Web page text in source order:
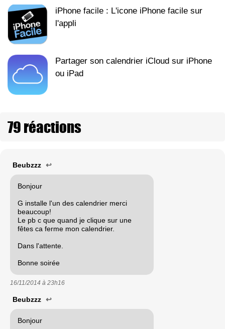
iPhone facile : L'icone iPhone facile sur
l'appli
Partager son calendrier iCloud sur iPhone
ou iPad
79 réactions
Beubzzz ↩
Bonjour
G installe l'un des calendrier merci
beaucoup!
Le pb c que quand je clique sur une
fêtes ca ferme mon calendrier.
Dans l'attente.
Bonne soirée
16/11/2014 à 23h16
Beubzzz ↩
Bonjour